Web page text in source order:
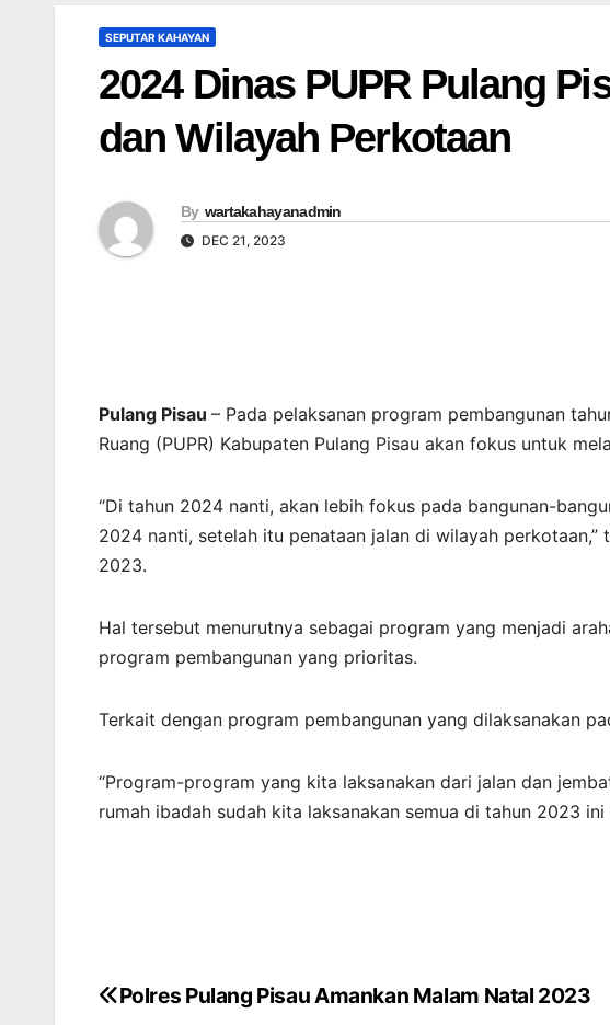
SEPUTAR KAHAYAN
2024 Dinas PUPR Pulang
dan Wilayah Perkotaan
By wartakahayanadmin
DEC 21, 2023
Pulang Pisau – Pada pelaksanan program pembangunan
Ruang (PUPR) Kabupaten Pulang Pisau akan fokus untuk
“Di tahun 2024 nanti, akan lebih fokus pada bangunan-
2024 nanti, setelah itu penataan jalan di wilayah perkotaan,”
2023.
Hal tersebut menurutnya sebagai program yang menjadi
program pembangunan yang prioritas.
Terkait dengan program pembangunan yang dilaksanakan
“Program-program yang kita laksanakan dari jalan dan
rumah ibadah sudah kita laksanakan semua di tahun 2023
Post
Polres Pulang Pisau Amankan Malam Natal 2023